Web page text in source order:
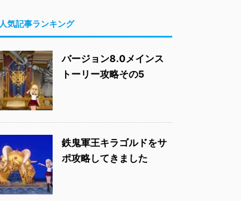
人気記事ランキング
バージョン8.0メインス
トーリー攻略その5
鉄鬼軍王キラゴルドをサ
ポ攻略してきました